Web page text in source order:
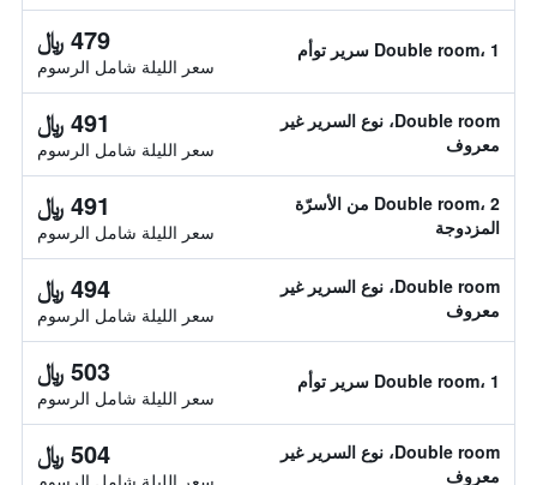
Double room، 1 سرير توأم 479 ﷼
سعر الليلة شامل الرسوم
Double room، نوع السرير غير
معروف
491 ﷼
سعر الليلة شامل الرسوم
Double room، 2 من الأسرّة
المزدوجة
491 ﷼
سعر الليلة شامل الرسوم
Double room، نوع السرير غير
معروف
494 ﷼
سعر الليلة شامل الرسوم
Double room، 1 سرير توأم 503 ﷼
سعر الليلة شامل الرسوم
Double room، نوع السرير غير
معروف
504 ﷼
سعر الليلة شامل الرسوم